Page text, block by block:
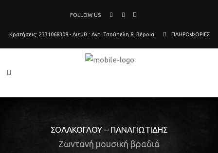
FOLLOW US
Κρατήσεις: 2331068308 - Διεύθ.: Αντ. Τσούπελη 8, Βέροια ΠΛΗΡΟΦΟΡΙΕΣ
ΣΟΛΆΚΟΓΛΟΥ – ΠΑΝΑΓΙΩΤΊΔΗΣ
Ζωντανή μουσική βραδιά